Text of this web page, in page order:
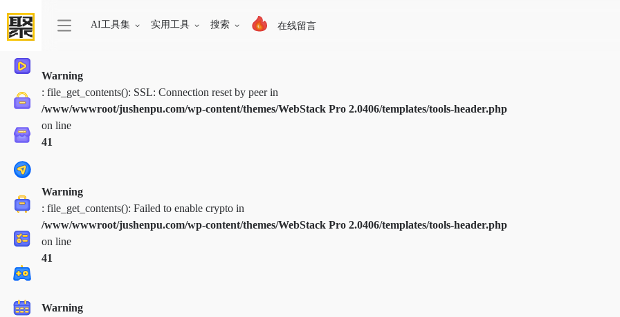
AI工具集 实用工具 搜索 在线留言
Warning
: file_get_contents(): SSL: Connection reset by peer in
/www/wwwroot/jushenpu.com/wp-content/themes/WebStack Pro 2.0406/templates/tools-header.php
on line
41
Warning
: file_get_contents(): Failed to enable crypto in
/www/wwwroot/jushenpu.com/wp-content/themes/WebStack Pro 2.0406/templates/tools-header.php
on line
41
Warning